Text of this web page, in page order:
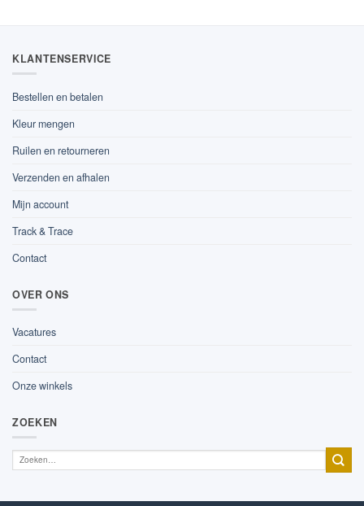
KLANTENSERVICE
Bestellen en betalen
Kleur mengen
Ruilen en retourneren
Verzenden en afhalen
Mijn account
Track & Trace
Contact
OVER ONS
Vacatures
Contact
Onze winkels
ZOEKEN